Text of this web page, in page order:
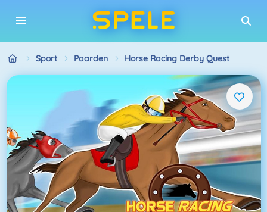
Sport Paarden Horse Racing Derby Quest